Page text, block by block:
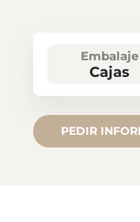
Embalaje
Cajas
PEDIR